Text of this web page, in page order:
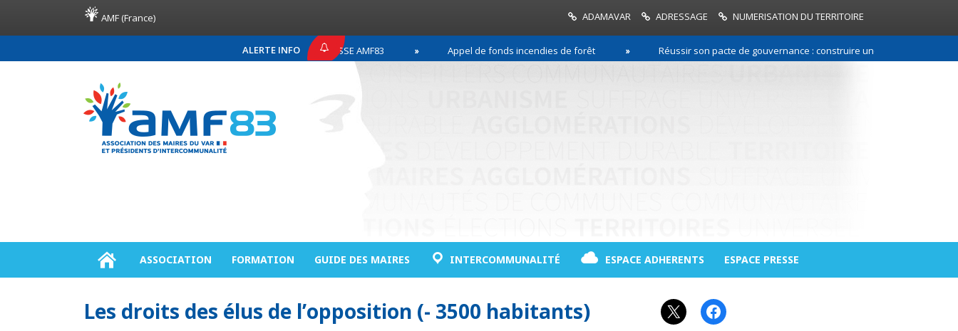
AMF (France) ADAMAVAR ADRESSAGE NUMERISATION DU TERRITOIRE
ALERTE INFO
COMMUNIQUÉ DE PRESSE AMF83 Appel de fonds incendies de forêt Réussir son pacte de gouvernance : construire une relation de
ASSOCIATION FORMATION GUIDE DES MAIRES INTERCOMMUNALITÉ ESPACE ADHERENTS ESPACE PRESSE
Les droits des élus de l’opposition (- 3500 habitants) X Facebook